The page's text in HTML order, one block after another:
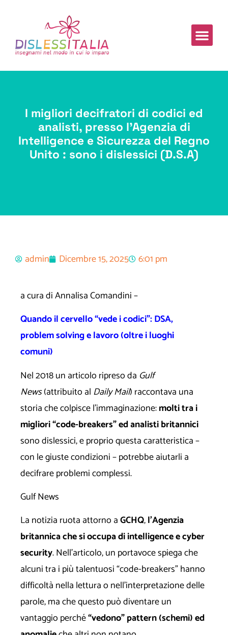
I migliori decifratori di codici ed
analisti, presso l’Agenzia di
Intelligence e Sicurezza del Regno
Unito : sono i dislessici (D.S.A)
admin Dicembre 15, 2025 6:01 pm
a cura di Annalisa Comandini –
Quando il cervello “vede i codici”: DSA,
problem solving e lavoro (oltre i luoghi
comuni)
Nel 2018 un articolo ripreso da Gulf
News(attribuito al Daily Mail) raccontava una
storia che colpisce l’immaginazione:molti tra i
migliori “code-breakers” ed analisti britannici
sono dislessici, e proprio questa caratteristica –
con le giuste condizioni – potrebbe aiutarli a
decifrare problemi complessi.
Gulf News
La notizia ruota attorno aGCHQ,l’Agenzia
britannica che si occupa di intelligencee cyber
security. Nell’articolo, un portavoce spiega che
alcuni tra i più talentuosi “code-breakers” hanno
difficoltà nella lettura o nell’interpretazione delle
parole, ma che questo può diventare un
vantaggio perché“vedono” pattern (schemi) ed